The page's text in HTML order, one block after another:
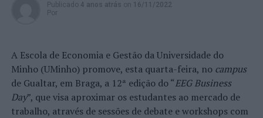
Publicado 4 anos atrás on 16/11/2022
Por
A Escola de Economia e Gestão da Universidade do
Minho (UMinho) promove, esta quarta-feira, no campus
de Gualtar, em Braga, a 12ª edição do “EEG Business
Day”, que visa aproximar os estudantes ao mercado de
trabalho, através de sessões de debate e workshops com